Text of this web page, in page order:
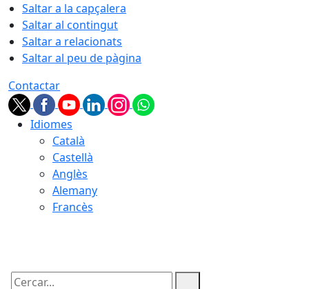
Saltar a la capçalera
Saltar al contingut
Saltar a relacionats
Saltar al peu de pàgina
Contactar
Idiomes
Català
Castellà
Anglès
Alemany
Francès